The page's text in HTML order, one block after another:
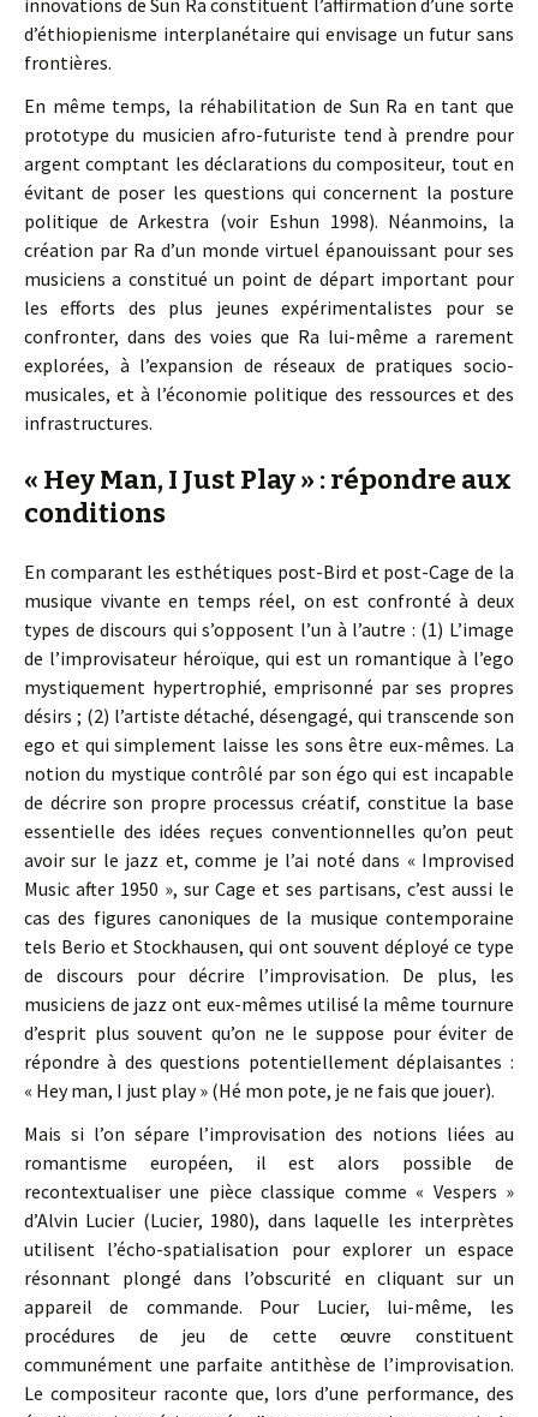
innovations de Sun Ra constituent l’affirmation d’une sorte
d’éthiopienisme interplanétaire qui envisage un futur sans
frontières.
En même temps, la réhabilitation de Sun Ra en tant que
prototype du musicien afro-futuriste tend à prendre pour
argent comptant les déclarations du compositeur, tout en
évitant de poser les questions qui concernent la posture
politique de Arkestra (voir Eshun 1998). Néanmoins, la
création par Ra d’un monde virtuel épanouissant pour ses
musiciens a constitué un point de départ important pour
les efforts des plus jeunes expérimentalistes pour se
confronter, dans des voies que Ra lui-même a rarement
explorées, à l’expansion de réseaux de pratiques socio-
musicales, et à l’économie politique des ressources et des
infrastructures.
« Hey Man, I Just Play » : répondre aux
conditions
En comparant les esthétiques post-Bird et post-Cage de la
musique vivante en temps réel, on est confronté à deux
types de discours qui s’opposent l’un à l’autre : (1) L’image
de l’improvisateur héroïque, qui est un romantique à l’ego
mystiquement hypertrophié, emprisonné par ses propres
désirs ; (2) l’artiste détaché, désengagé, qui transcende son
ego et qui simplement laisse les sons être eux-mêmes. La
notion du mystique contrôlé par son égo qui est incapable
de décrire son propre processus créatif, constitue la base
essentielle des idées reçues conventionnelles qu’on peut
avoir sur le jazz et, comme je l’ai noté dans « Improvised
Music after 1950 », sur Cage et ses partisans, c’est aussi le
cas des figures canoniques de la musique contemporaine
tels Berio et Stockhausen, qui ont souvent déployé ce type
de discours pour décrire l’improvisation. De plus, les
musiciens de jazz ont eux-mêmes utilisé la même tournure
d’esprit plus souvent qu’on ne le suppose pour éviter de
répondre à des questions potentiellement déplaisantes :
« Hey man, I just play » (Hé mon pote, je ne fais que jouer).
Mais si l’on sépare l’improvisation des notions liées au
romantisme européen, il est alors possible de
recontextualiser une pièce classique comme « Vespers »
d’Alvin Lucier (Lucier, 1980), dans laquelle les interprètes
utilisent l’écho-spatialisation pour explorer un espace
résonnant plongé dans l’obscurité en cliquant sur un
appareil de commande. Pour Lucier, lui-même, les
procédures de jeu de cette œuvre constituent
communément une parfaite antithèse de l’improvisation.
Le compositeur raconte que, lors d’une performance, des